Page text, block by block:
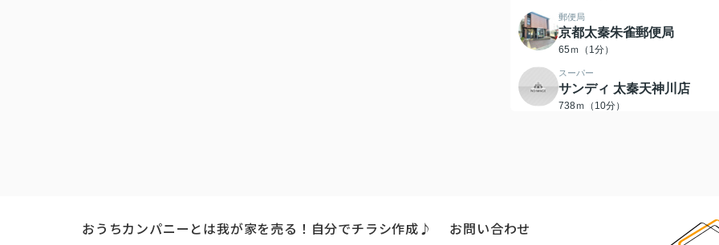
郵便局
京都太秦朱雀郵便局
65ｍ（1分）
スーパー
サンディ 太秦天神川店
738ｍ（10分）
おうちカンパニーとは我が家を売る！自分でチラシ作成♪ お問い合わせ